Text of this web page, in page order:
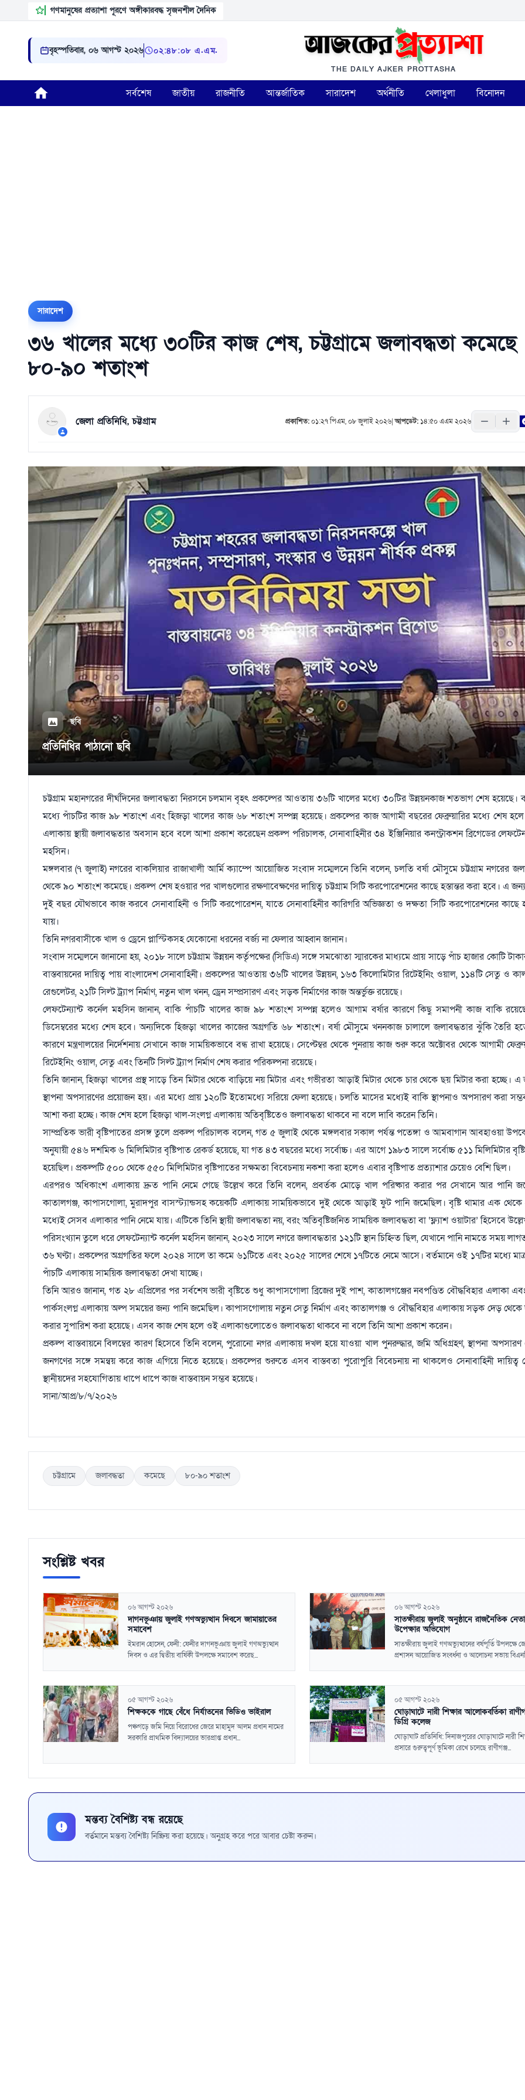
গণমানুষের প্রত্যাশা পূরণে অঙ্গীকারবদ্ধ সৃজনশীল দৈনিক
বৃহস্পতিবার, ০৬ আগস্ট ২০২৬ ০২ ৪৮ ০৯ এ.এম.
THE DAILY AJKER PROTTASHA
সর্বশেষ জাতীয় রাজনীতি আন্তর্জাতিক সারাদেশ অর্থনীতি খেলাধুলা বিনোদন
সারাদেশ
৩৬ খালের মধ্যে ৩০টির কাজ শেষ, চট্টগ্রামে জলাবদ্ধতা কমেছে
৮০-৯০ শতাংশ
জেলা প্রতিনিধি, চট্টগ্রাম প্রকাশিত:০১:২৭ পিএম, ০৮ জুলাই ২০২৬|আপডেট: ১৪:৫০ এএম ২০২৬
ছবি
প্রতিনিধির পাঠানো ছবি
চট্টগ্রাম মহানগরের দীর্ঘদিনের জলাবদ্ধতা নিরসনে চলমান বৃহৎ প্রকল্পের আওতায় ৩৬টি খালের মধ্যে ৩০টির উন্নয়নকাজ শতভাগ শেষ হয়েছে।
মধ্যে পাঁচটির কাজ ৯৮ শতাংশ এবং হিজড়া খালের কাজ ৬৮ শতাংশ সম্পন্ন হয়েছে। প্রকল্পের কাজ আগামী বছরের ফেব্রুয়ারির মধ্যে শেষ
এলাকায় স্থায়ী জলাবদ্ধতার অবসান হবে বলে আশা প্রকাশ করেছেন প্রকল্প পরিচালক, সেনাবাহিনীর ৩৪ ইঞ্জিনিয়ার কনস্ট্রাকশন ব্রিগেডের
মহসিন।
মঙ্গলবার (৭ জুলাই) নগরের বাকলিয়ার রাজাখালী আর্মি ক্যাম্পে আয়োজিত সংবাদ সম্মেলনে তিনি বলেন, চলতি বর্ষা মৌসুমে চট্টগ্রাম নগরের
থেকে ৯০ শতাংশ কমেছে। প্রকল্প শেষ হওয়ার পর খালগুলোর রক্ষণাবেক্ষণের দায়িত্ব চট্টগ্রাম সিটি করপোরেশনের কাছে হস্তান্তর করা হবে। এ
দুই বছর যৌথভাবে কাজ করবে সেনাবাহিনী ও সিটি করপোরেশন, যাতে সেনাবাহিনীর কারিগরি অভিজ্ঞতা ও দক্ষতা সিটি করপোরেশনের কাছে
যায়।
তিনি নগরবাসীকে খাল ও ড্রেনে প্লাস্টিকসহ যেকোনো ধরনের বর্জ্য না ফেলার আহ্বান জানান।
সংবাদ সম্মেলনে জানানো হয়, ২০১৮ সালে চট্টগ্রাম উন্নয়ন কর্তৃপক্ষের (সিডিএ) সঙ্গে সমঝোতা স্মারকের মাধ্যমে প্রায় সাড়ে পাঁচ হাজার কোটি
বাস্তবায়নের দায়িত্ব পায় বাংলাদেশ সেনাবাহিনী। প্রকল্পের আওতায় ৩৬টি খালের উন্নয়ন, ১৬৩ কিলোমিটার রিটেইনিং ওয়াল, ১১৪টি সেতু ও
রেগুলেটর, ২১টি সিল্ট ট্র্যাপ নির্মাণ, নতুন খাল খনন, ড্রেন সম্প্রসারণ এবং সড়ক নির্মাণের কাজ অন্তর্ভুক্ত রয়েছে।
লেফটেন্যান্ট কর্নেল মহসিন জানান, বাকি পাঁচটি খালের কাজ ৯৮ শতাংশ সম্পন্ন হলেও আগাম বর্ষার কারণে কিছু সমাপনী কাজ বাকি
ডিসেম্বরের মধ্যে শেষ হবে। অন্যদিকে হিজড়া খালের কাজের অগ্রগতি ৬৮ শতাংশ। বর্ষা মৌসুমে খননকাজ চালালে জলাবদ্ধতার ঝুঁকি তৈরি
কারণে মন্ত্রণালয়ের নির্দেশনায় সেখানে কাজ সাময়িকভাবে বন্ধ রাখা হয়েছে। সেপ্টেম্বর থেকে পুনরায় কাজ শুরু করে অক্টোবর থেকে আগামী
রিটেইনিং ওয়াল, সেতু এবং তিনটি সিল্ট ট্র্যাপ নির্মাণ শেষ করার পরিকল্পনা রয়েছে।
তিনি জানান, হিজড়া খালের প্রস্থ সাড়ে তিন মিটার থেকে বাড়িয়ে নয় মিটার এবং গভীরতা আড়াই মিটার থেকে চার থেকে ছয় মিটার করা হচ্ছে।
স্থাপনা অপসারণের প্রয়োজন হয়। এর মধ্যে প্রায় ১২০টি ইতোমধ্যে সরিয়ে ফেলা হয়েছে। চলতি মাসের মধ্যেই বাকি স্থাপনাও অপসারণ করা
আশা করা হচ্ছে। কাজ শেষ হলে হিজড়া খাল-সংলগ্ন এলাকায় অতিবৃষ্টিতেও জলাবদ্ধতা থাকবে না বলে দাবি করেন তিনি।
সাম্প্রতিক ভারী বৃষ্টিপাতের প্রসঙ্গ তুলে প্রকল্প পরিচালক বলেন, গত ৫ জুলাই থেকে মঙ্গলবার সকাল পর্যন্ত পতেঙ্গা ও আমবাগান আবহাওয়া
অনুযায়ী ৫৪৬ দশমিক ৬ মিলিমিটার বৃষ্টিপাত রেকর্ড হয়েছে, যা গত ৪৩ বছরের মধ্যে সর্বোচ্চ। এর আগে ১৯৮৩ সালে সর্বোচ্চ ৫১১ মিলিমিটার
হয়েছিল। প্রকল্পটি ৫০০ থেকে ৫৫০ মিলিমিটার বৃষ্টিপাতের সক্ষমতা বিবেচনায় নকশা করা হলেও এবার বৃষ্টিপাত প্রত্যাশার চেয়েও বেশি ছিল।
এরপরও অধিকাংশ এলাকায় দ্রুত পানি নেমে গেছে উল্লেখ করে তিনি বলেন, প্রবর্তক মোড়ে খাল পরিষ্কার করার পর সেখানে আর পানি
কাতালগঞ্জ, কাপাসগোলা, মুরাদপুর বাসস্ট্যান্ডসহ কয়েকটি এলাকায় সাময়িকভাবে দুই থেকে আড়াই ফুট পানি জমেছিল। বৃষ্টি থামার এক থেকে
মধ্যেই সেসব এলাকার পানি নেমে যায়। এটিকে তিনি স্থায়ী জলাবদ্ধতা নয়, বরং অতিবৃষ্টিজনিত সাময়িক জলাবদ্ধতা বা ‘ফ্ল্যাশ ওয়াটার’ হিসেবে
পরিসংখ্যান তুলে ধরে লেফটেন্যান্ট কর্নেল মহসিন জানান, ২০২৩ সালে নগরে জলাবদ্ধতার ১২১টি স্থান চিহ্নিত ছিল, যেখানে পানি নামতে সময়
৩৬ ঘণ্টা। প্রকল্পের অগ্রগতির ফলে ২০২৪ সালে তা কমে ৬১টিতে এবং ২০২৫ সালের শেষে ১৭টিতে নেমে আসে। বর্তমানে ওই ১৭টির মধ্যে
পাঁচটি এলাকায় সাময়িক জলাবদ্ধতা দেখা যাচ্ছে।
তিনি আরও জানান, গত ২৮ এপ্রিলের পর সর্বশেষ ভারী বৃষ্টিতে শুধু কাপাসগোলা ব্রিজের দুই পাশ, কাতালগঞ্জের নবপণ্ডিত বৌদ্ধবিহার এলাকা
পার্কসংলগ্ন এলাকায় অল্প সময়ের জন্য পানি জমেছিল। কাপাসগোলায় নতুন সেতু নির্মাণ এবং কাতালগঞ্জ ও বৌদ্ধবিহার এলাকায় সড়ক দেড়
করার সুপারিশ করা হয়েছে। এসব কাজ শেষ হলে ওই এলাকাগুলোতেও জলাবদ্ধতা থাকবে না বলে তিনি আশা প্রকাশ করেন।
প্রকল্প বাস্তবায়নে বিলম্বের কারণ হিসেবে তিনি বলেন, পুরোনো নগর এলাকায় দখল হয়ে যাওয়া খাল পুনরুদ্ধার, জমি অধিগ্রহণ, স্থাপনা অপসারণ
জনগণের সঙ্গে সমন্বয় করে কাজ এগিয়ে নিতে হয়েছে। প্রকল্পের শুরুতে এসব বাস্তবতা পুরোপুরি বিবেচনায় না থাকলেও সেনাবাহিনী দায়িত্ব
স্থানীয়দের সহযোগিতায় ধাপে ধাপে কাজ বাস্তবায়ন সম্ভব হয়েছে।
সানা/আপ্র/৮/৭/২০২৬
চট্টগ্রামে জলাবদ্ধতা কমেছে ৮০-৯০ শতাংশ
সংশ্লিষ্ট খবর
০৬ আগস্ট ২০২৬
দাগনভূঞায় জুলাই গণঅভ্যুত্থান দিবসে জামায়াতের
সমাবেশ
ইমরান হোসেন, ফেনী: ফেনীর দাগনভূঞায় জুলাই গণঅভ্যুত্থান
দিবস ও এর দ্বিতীয় বার্ষিকী উপলক্ষে সমাবেশ করেছ...
০৬ আগস্ট ২০২৬
সাতক্ষীরায় জুলাই অনুষ্ঠানে রাজনৈতিক
উপেক্ষার অভিযোগ
সাতক্ষীরায় জুলাই গণঅভ্যুত্থানের বর্ষপূর্তি উপলক্ষে
প্রশাসন আয়োজিত সংবর্ধনা ও আলোচনা সভায়
০৫ আগস্ট ২০২৬
শিক্ষককে গাছে বেঁধে নির্যাতনের ভিডিও ভাইরাল
পঞ্চগড়ে জমি নিয়ে বিরোধের জেরে মাহামুদ আলম প্রধান নামের
সরকারি প্রাথমিক বিদ্যালয়ের ভারপ্রাপ্ত প্রধান...
০৫ আগস্ট ২০২৬
ঘোড়াঘাটে নারী শিক্ষার আলোকবর্তিকা
ডিগ্রি কলেজ
ঘোড়াঘাট প্রতিনিধি: দিনাজপুরের ঘোড়াঘাটে নারী
প্রসারে গুরুত্বপূর্ণ ভূমিকা রেখে চলেছে রাণীগঞ্জ...
মন্তব্য বৈশিষ্ট্য বন্ধ রয়েছে
বর্তমানে মন্তব্য বৈশিষ্ট্য নিষ্ক্রিয় করা হয়েছে। অনুগ্রহ করে পরে আবার চেষ্টা করুন।